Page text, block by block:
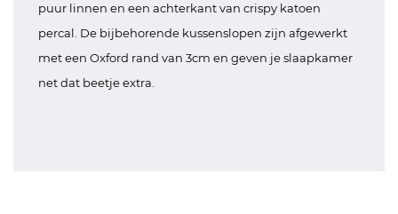
puur linnen en een achterkant van crispy katoen
percal. De bijbehorende kussenslopen zijn afgewerkt
met een Oxford rand van 3cm en geven je slaapkamer
net dat beetje extra.